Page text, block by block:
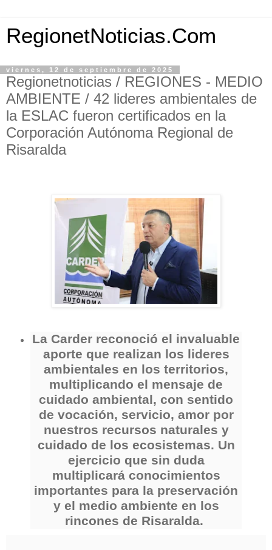
RegionetNoticias.Com
viernes, 12 de septiembre de 2025
Regionetnoticias / REGIONES - MEDIO
AMBIENTE / 42 lideres ambientales de
la ESLAC fueron certificados en la
Corporación Autónoma Regional de
Risaralda
La Carder reconoció el invaluable
aporte que realizan los lideres
ambientales en los territorios,
multiplicando el mensaje de
cuidado ambiental, con sentido
de vocación, servicio, amor por
nuestros recursos naturales y
cuidado de los ecosistemas. Un
ejercicio que sin duda
multiplicará conocimientos
importantes para la preservación
y el medio ambiente en los
rincones de Risaralda.